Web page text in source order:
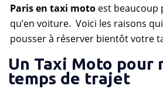
Paris en taxi moto est beaucoup
qu’en voiture. Voici les raisons
pousser à réserver bientôt votre
Un Taxi Moto pour
temps de trajet